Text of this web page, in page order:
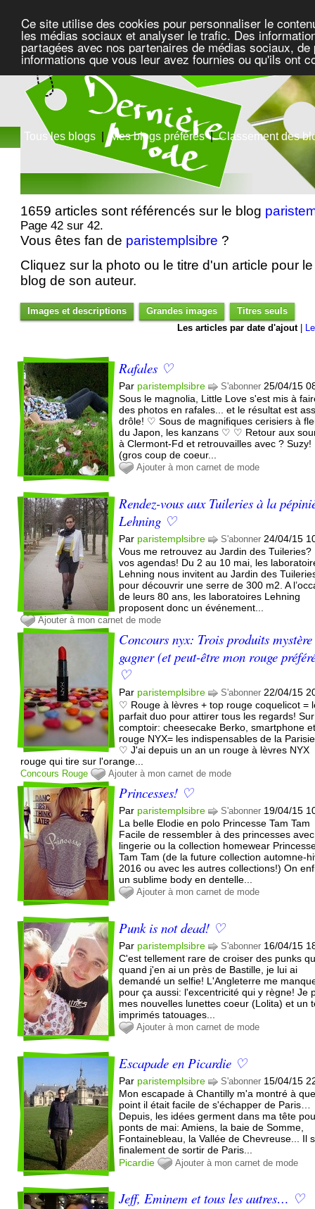
Ce site utilise des cookies pour personnaliser le
les médias sociaux et analyser le trafic. Des
partagées avec nos partenaires de médias sociaux,
informations que vous leur avez fournies ou qu'ils ont
Tous les blogs | Mes blogs préférés|Classement des
1659 articles sont référencés sur le blog
Page 42 sur 42.
Vous êtes fan de paristemplsibre ?
Cliquez sur la photo ou le titre d'un article pour
blog de son auteur.
Images et descriptions Grandes images
Titres seuls
Les articles par date d'ajout|
Rafales ♡
Par paristemplsibre S'abonner 25/04/15
Sous le magnolia, Little Love s'est mis à
des photos en rafales... et le résultat est
drôle! ♡ Sous de magnifiques cerisiers à
du Japon, les kanzans ♡ ♡ Retour aux
à Clermont-Fd et retrouvailles avec ?
(gros coup de coeur...
Ajouter à mon carnet de mode
Rendez-vous aux Tuileries à la
Lehning ♡
Par paristemplsibre S'abonner 24/04/15
Vous me retrouvez au Jardin des
vos agendas! Du 2 au 10 mai, les
Lehning nous invitent au Jardin des
pour découvrir une serre de 300 m2. A
de leurs 80 ans, les laboratoires Lehning
proposent donc un événement...
Ajouter à mon carnet de mode
Concours nyx: Trois produits
gagner (et peut-être mon rouge
♡
Par paristemplsibre S'abonner 22/04/15
♡ Rouge à lèvres + top rouge coquelicot =
parfait duo pour attirer tous les regards!
comptoir: cheesecake Berko, smartphone
rouge NYX= les indispensables de la
♡ J'ai depuis un an un rouge à lèvres NYX
rouge qui tire sur l'orange...
Concours Rouge Ajouter à mon carnet de mode
Princesses! ♡
Par paristemplsibre S'abonner 19/04/15
La belle Elodie en polo Princesse Tam Tam
Facile de ressembler à des princesses
lingerie ou la collection homewear
Tam Tam (de la future collection automne-
2016 ou avec les autres collections!) On
un sublime body en dentelle...
Ajouter à mon carnet de mode
Punk is not dead! ♡
Par paristemplsibre S'abonner 16/04/15
C'est tellement rare de croiser des punks
quand j'en ai un près de Bastille, je lui ai
demandé un selfie! L'Angleterre me
pour ça aussi: l'excentricité qui y règne! Je
mes nouvelles lunettes coeur (Lolita) et un
imprimés tatouages...
Ajouter à mon carnet de mode
Escapade en Picardie ♡
Par paristemplsibre S'abonner 15/04/15
Mon escapade à Chantilly m'a montré à
point il était facile de s'échapper de Paris…
Depuis, les idées germent dans ma tête
ponts de mai: Amiens, la baie de Somme,
Fontainebleau, la Vallée de Chevreuse... Il
finalement de sortir de Paris...
Picardie
Ajouter à mon carnet de mode
Jeff, Eminem et tous les autres… ♡